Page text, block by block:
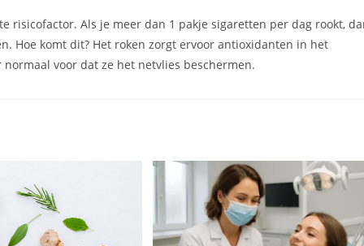
risicofactor. Als je meer dan 1 pakje sigaretten per dag rookt,
Hoe komt dit? Het roken zorgt ervoor antioxidanten in het
voor dat ze het netvlies beschermen.